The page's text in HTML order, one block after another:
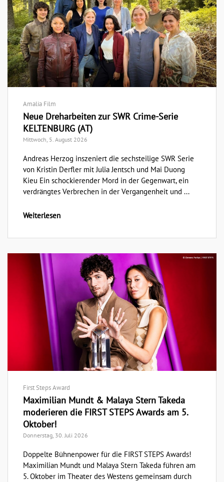
Amalia Film
Neue Dreharbeiten zur SWR Crime-Serie
KELTENBURG (AT)
Mittwoch, 5. August 2026
Andreas Herzog inszeniert die sechsteilige SWR Serie
von Kristin Derfler mit Julia Jentsch und Mai Duong
Kieu Ein schockierender Mord in der Gegenwart, ein
verdrängtes Verbrechen in der Vergangenheit und ...
Weiterlesen
First Steps Award
Maximilian Mundt & Malaya Stern Takeda
moderieren die FIRST STEPS Awards am 5.
Oktober!
Donnerstag, 30. Juli 2026
Doppelte Bühnenpower für die FIRST STEPS Awards!
Maximilian Mundt und Malaya Stern Takeda führen am
5. Oktober im Theater des Westens gemeinsam durch